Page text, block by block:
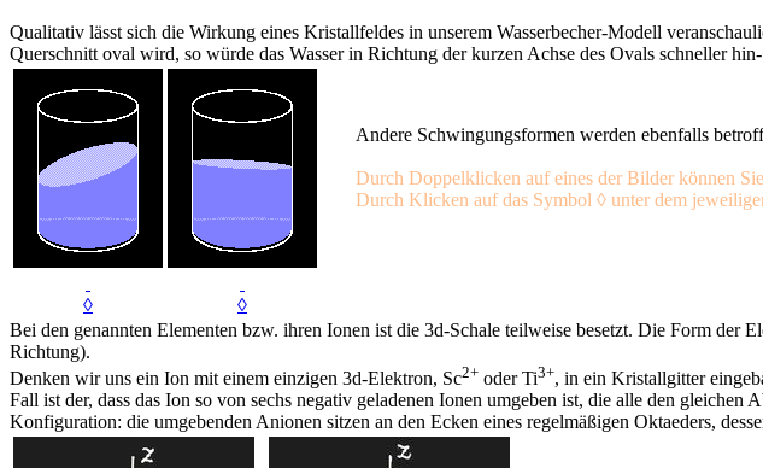
Qualitativ lässt sich die Wirkung eines Kristallfeldes in unserem Wasserbecher-Modell
Querschnitt oval wird, so würde das Wasser in Richtung der kurzen Achse des Ovals schneller
Andere Schwingungsformen werden ebenfalls
Durch Doppelklicken auf eines der Bilder können
Durch Klicken auf das Symbol ◊ unter dem
◊
◊
Bei den genannten Elementen bzw. ihren Ionen ist die 3d-Schale teilweise besetzt. Die Form der
Richtung).
Denken wir uns ein Ion mit einem einzigen 3d-Elektron, Sc2+ oder Ti3+, in ein Kristallgitter
Fall ist der, dass das Ion so von sechs negativ geladenen Ionen umgeben ist, die alle den
Konfiguration: die umgebenden Anionen sitzen an den Ecken eines regelmäßigen Oktaeders,